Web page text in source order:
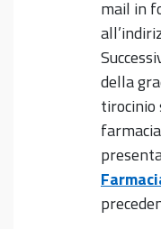
mail in
della
tirocinio